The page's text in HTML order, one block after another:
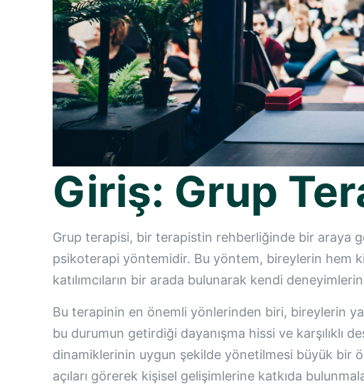
Giriş: Grup
Grup terapisi, bir terapistin rehberliğinde bir araya
psikoterapi yöntemidir. Bu yöntem, bireylerin hem
katılımcıların bir arada bulunarak kendi
Bu terapinin en önemli yönlerinden biri, bireylerin
bu durumun getirdiği dayanışma hissi ve karşılıklı
dinamiklerinin uygun şekilde yönetilmesi büyük bir
açıları görerek kişisel gelişimlerine katkıda